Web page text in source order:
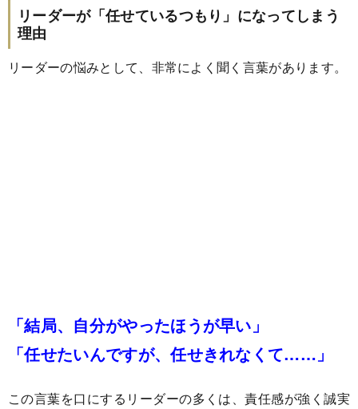
リーダーが「任せているつもり」になってしまう
理由
リーダーの悩みとして、非常によく聞く言葉があります。
「結局、自分がやったほうが早い」
「任せたいんですが、任せきれなくて……」
この言葉を口にするリーダーの多くは、責任感が強く誠実